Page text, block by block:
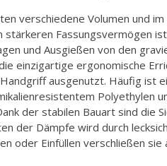
verschiedene Volumen und
stärkeren Fassungsvermögen
und Ausgießen von den
einzigartige ergonomische
ausgenutzt. Häufig ist
Polyethylen
der stabilen Bauart sind die
der Dämpfe wird durch
oder Einfüllen verschließen